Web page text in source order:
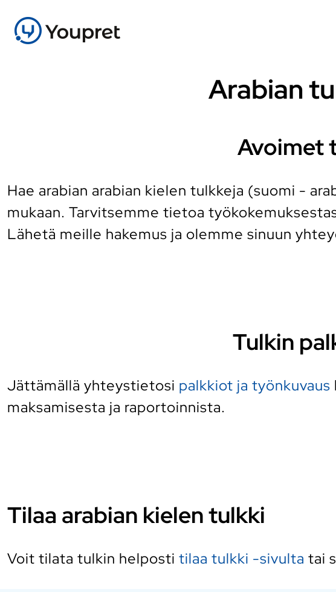
Arabian
Avoimet
Hae arabian arabian kielen tulkkeja (suomi -
mukaan. Tarvitsemme tietoa
Lähetä meille hakemus ja olemme sinuun
Tulkin
Jättämällä yhteystietosi palkkiot ja työnkuvaus
maksamisesta ja raportoinnista.
Tilaa arabian kielen tulkki
Voit tilata tulkin helposti tilaa tulkki -sivulta tai